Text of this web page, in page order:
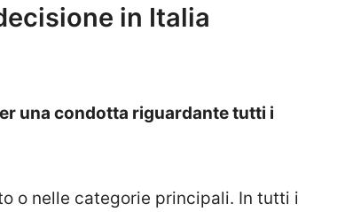
in Italia
una condotta riguardante tutti i
o nelle categorie principali. In tutti i